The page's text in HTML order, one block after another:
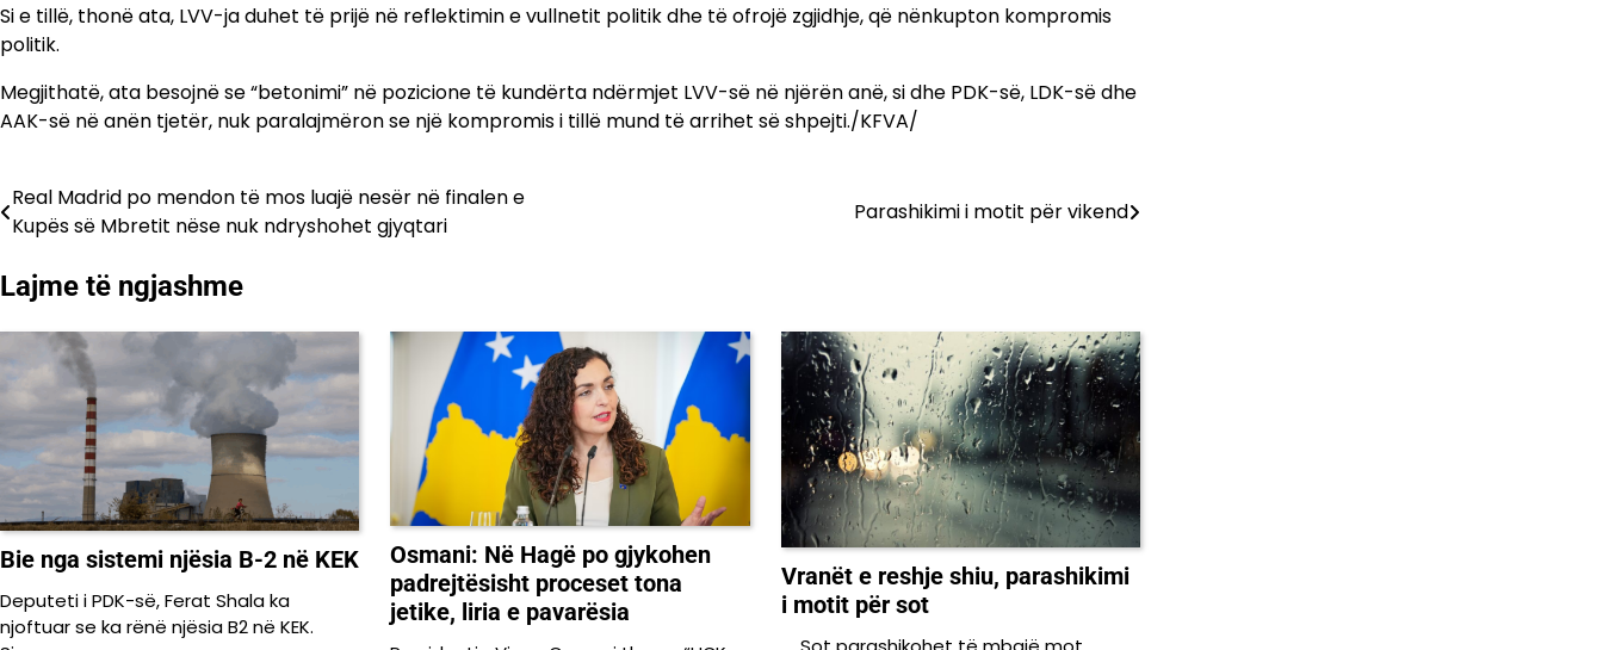
Si e tillë, thonë ata, LVV-ja duhet të prijë në reflektimin e vullnetit politik dhe të ofrojë zgjidhje, që nënkupton kompromis
politik.
Megjithatë, ata besojnë se “betonimi” në pozicione të kundërta ndërmjet LVV-së në njërën anë, si dhe PDK-së, LDK-së dhe
AAK-së në anën tjetër, nuk paralajmëron se një kompromis i tillë mund të arrihet së shpejti./KFVA/
Lëvizje
postimet
Real Madrid po mendon të mos luajë nesër në finalen e
Kupës së Mbretit nëse nuk ndryshohet gjyqtari
Parashikimi i motit për vikend
Lajme të ngjashme
Bie nga sistemi njësia B-2 në KEK
Deputeti i PDK-së, Ferat Shala ka
njoftuar se ka rënë njësia B2 në KEK.
Osmani: Në Hagë po gjykohen
padrejtësisht proceset tona
jetike, liria e pavarësia
Vranët e reshje shiu, parashikimi
i motit për sot